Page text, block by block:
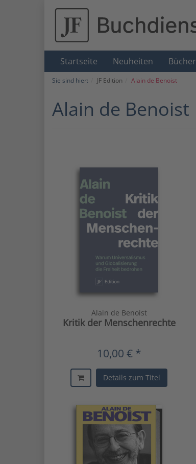
Startseite Neuheiten Bücher
Sie sind hier: JF Edition Alain de Benoist
Alain de Benoist
Alain de Benoist
Kritik der Menschenrechte
10,00 € *
Details zum Titel